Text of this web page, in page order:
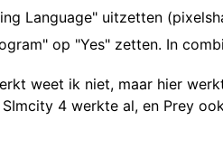
Language" uitzetten
op "Yes" zetten. In
weet ik niet, maar hier
SImcity 4 werkte al, en Prey